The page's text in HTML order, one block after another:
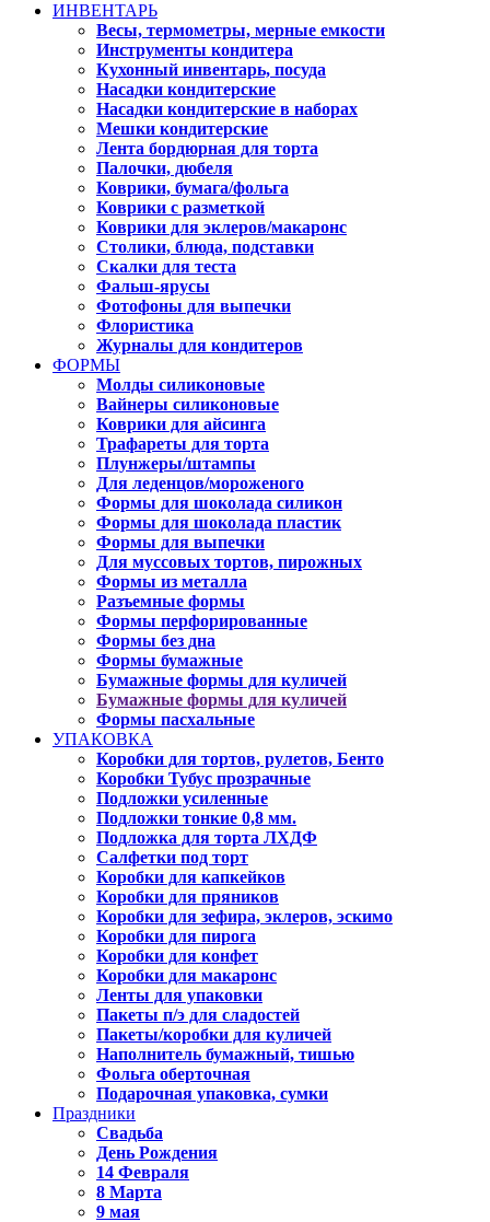
ИНВЕНТАРЬ
Весы, термометры, мерные емкости
Инструменты кондитера
Кухонный инвентарь, посуда
Насадки кондитерские
Насадки кондитерские в наборах
Мешки кондитерские
Лента бордюрная для торта
Палочки, дюбеля
Коврики, бумага/фольга
Коврики с разметкой
Коврики для эклеров/макаронс
Столики, блюда, подставки
Скалки для теста
Фальш-ярусы
Фотофоны для выпечки
Флористика
Журналы для кондитеров
ФОРМЫ
Молды силиконовые
Вайнеры силиконовые
Коврики для айсинга
Трафареты для торта
Плунжеры/штампы
Для леденцов/мороженого
Формы для шоколада силикон
Формы для шоколада пластик
Формы для выпечки
Для муссовых тортов, пирожных
Формы из металла
Разъемные формы
Формы перфорированные
Формы без дна
Формы бумажные
Бумажные формы для куличей
Бумажные формы для куличей
Формы пасхальные
УПАКОВКА
Коробки для тортов, рулетов, Бенто
Коробки Тубус прозрачные
Подложки усиленные
Подложки тонкие 0,8 мм.
Подложка для торта ЛХДФ
Салфетки под торт
Коробки для капкейков
Коробки для пряников
Коробки для зефира, эклеров, эскимо
Коробки для пирога
Коробки для конфет
Коробки для макаронс
Ленты для упаковки
Пакеты п/э для сладостей
Пакеты/коробки для куличей
Наполнитель бумажный, тишью
Фольга оберточная
Подарочная упаковка, сумки
Праздники
Свадьба
День Рождения
14 Февраля
8 Марта
9 мая